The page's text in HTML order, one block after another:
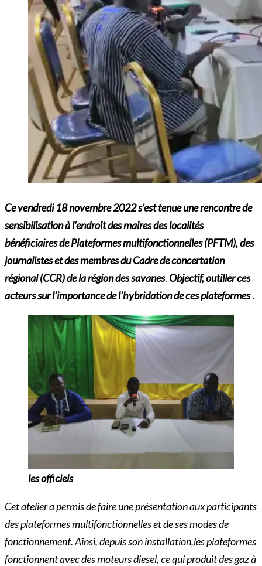
Ce vendredi 18 novembre 2022 s’est tenue une rencontre de
sensibilisation à l’endroit des maires des localités
bénéficiaires de Plateformes multifonctionnelles (PFTM), des
journalistes et des membres du Cadre de concertation
régional (CCR) de la région des savanes. Objectif, outiller ces
acteurs sur l’importance de l’hybridation de ces plateformes.
les officiels
Cet atelier a permis de faire une présentation aux participants
des plateformes multifonctionnelles et de ses modes de
fonctionnement. Ainsi, depuis son installation,les plateformes
fonctionnent avec des moteurs diesel, ce qui produit des gaz à